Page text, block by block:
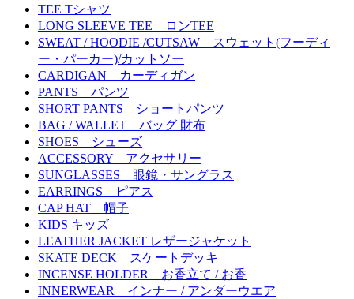
TEE Tシャツ
LONG SLEEVE TEE ロンTEE
SWEAT / HOODIE /CUTSAW スウェット(フーディ
ー・パーカー)/カットソー
CARDIGAN カーディガン
PANTS パンツ
SHORT PANTS ショートパンツ
BAG / WALLET バッグ 財布
SHOES シューズ
ACCESSORY アクセサリー
SUNGLASSES 眼鏡・サングラス
EARRINGS ピアス
CAP HAT 帽子
KIDS キッズ
LEATHER JACKET レザージャケット
SKATE DECK スケートデッキ
INCENSE HOLDER お香立て / お香
INNERWEAR インナー / アンダーウエア